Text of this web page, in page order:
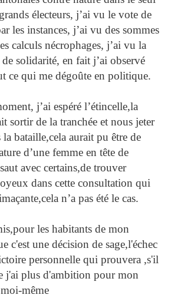
électeurs, j’ai vu le vote de
les instances, j’ai vu des sommes
calculs nécrophages, j’ai vu la
de solidarité, en fait j’ai observé
ce qui me dégoûte en politique.
j’ai espéré l’étincelle,la
sortir de la tranchée et nous jeter
bataille,cela aurait pu être de
d’une femme en tête de
avec certains,de trouver
dans cette consultation qui
n’a pas été le cas.
les habitants de mon
c'est une décision de sage,l'échec
personnelle qui prouvera ,s'il
j'ai plus d'ambition pour mon
même